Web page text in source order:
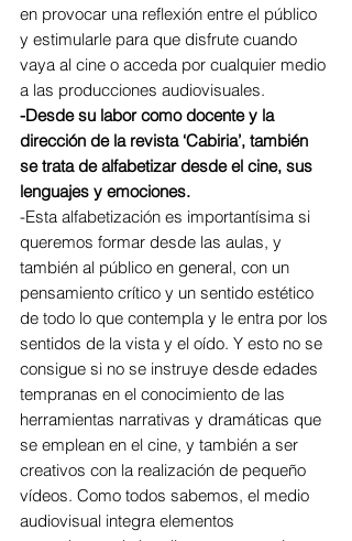
en provocar una reflexión entre el público
y estimularle para que disfrute cuando
vaya al cine o acceda por cualquier medio
a las producciones audiovisuales.
-Desde su labor como docente y la
dirección de la revista ‘Cabiria’, también
se trata de alfabetizar desde el cine, sus
lenguajes y emociones.
-Esta alfabetización es importantísima si
queremos formar desde las aulas, y
también al público en general, con un
pensamiento crítico y un sentido estético
de todo lo que contempla y le entra por los
sentidos de la vista y el oído. Y esto no se
consigue si no se instruye desde edades
tempranas en el conocimiento de las
herramientas narrativas y dramáticas que
se emplean en el cine, y también a ser
creativos con la realización de pequeño
vídeos. Como todos sabemos, el medio
audiovisual integra elementos